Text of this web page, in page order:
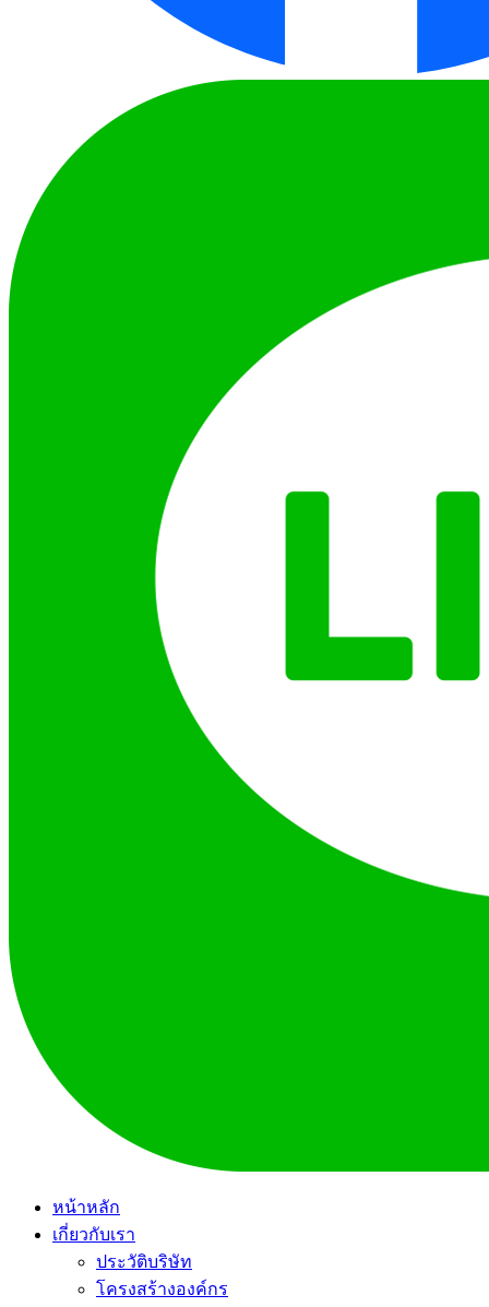
หน้าหลัก
เกี่ยวกับเรา
ประวัติบริษัท
โครงสร้างองค์กร